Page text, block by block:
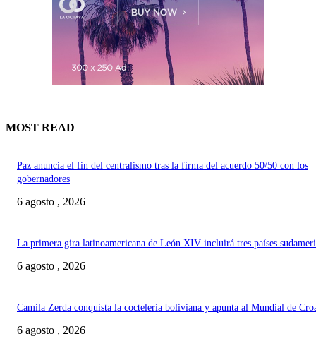
MOST READ
Paz anuncia el fin del centralismo tras la firma del acuerdo 50/50 con los
gobernadores
6 agosto , 2026
La primera gira latinoamericana de León XIV incluirá tres países
6 agosto , 2026
Camila Zerda conquista la coctelería boliviana y apunta al Mundial de
6 agosto , 2026